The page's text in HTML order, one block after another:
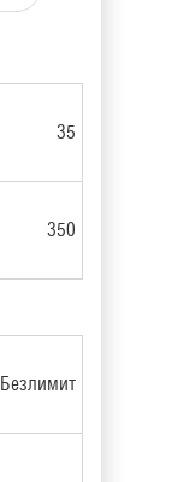
35
350
Безлимит